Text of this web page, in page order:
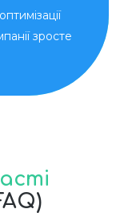
зросте